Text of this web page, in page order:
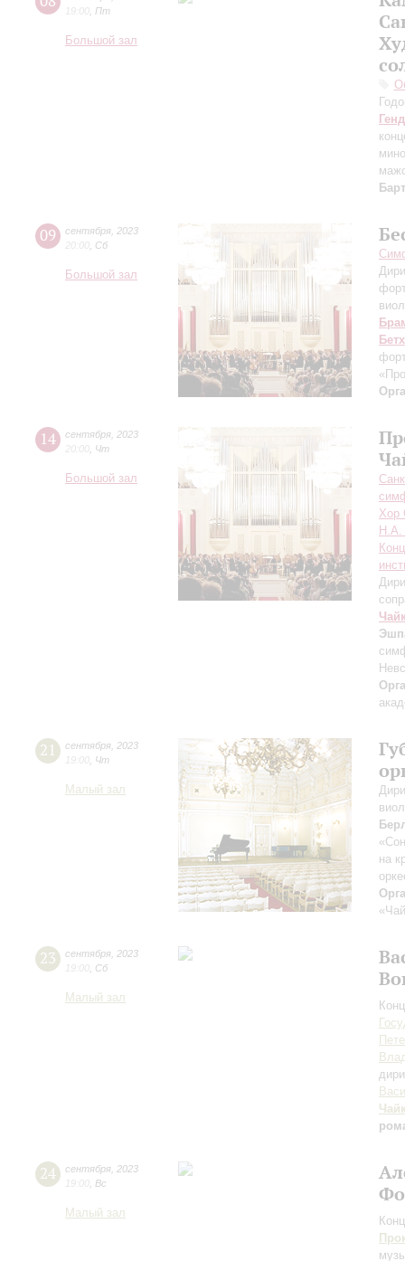
19:00 Пт
Большой зал
09 сентября 2023
20:00 Сб
Большой зал
14 сентября 2023
20:00 Чт
Большой зал
Хор
Н.А.
21 сентября 2023
19:00 Чт
Малый зал
на
23 сентября 2023
19:00 Сб
Малый зал
24 сентября 2023
19:00 Вс
Малый зал